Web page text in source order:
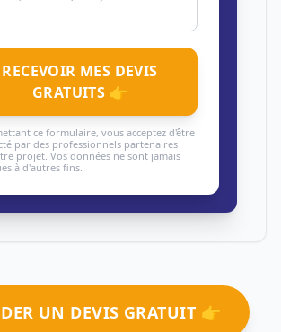
RECEVOIR MES DEVIS
GRATUITS 👉
ce formulaire, vous acceptez d'être
par des professionnels partenaires
projet. Vos données ne sont jamais
à d'autres fins.
UN DEVIS GRATUIT 👉